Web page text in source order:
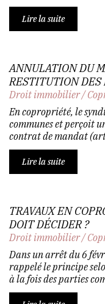
Lire la suite
ANNULATION DU
RESTITUTION DES
Droit immobilier/
En copropriété, le
communes et perçoit
contrat de mandat
Lire la suite
TRAVAUX EN
DOIT DÉCIDER ?
Droit immobilier/
Dans un arrêt du 6
rappelé le principe
à la fois des parties